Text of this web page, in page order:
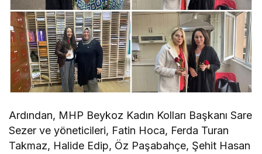
Ardından, MHP Beykoz Kadın Kolları Başkanı Sare
Sezer ve yöneticileri, Fatin Hoca, Ferda Turan
Takmaz, Halide Edip, Öz Paşabahçe, Şehit Hasan